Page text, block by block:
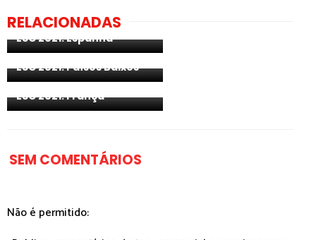
RELACIONADAS
Apreciações Musicais -
ESC 2021: Espanha
Apreciações Musicais -
ESC 2021: Países Baixos
Apreciações Musicais -
ESC 2021: França
SEM COMENTÁRIOS
Não é permitido: